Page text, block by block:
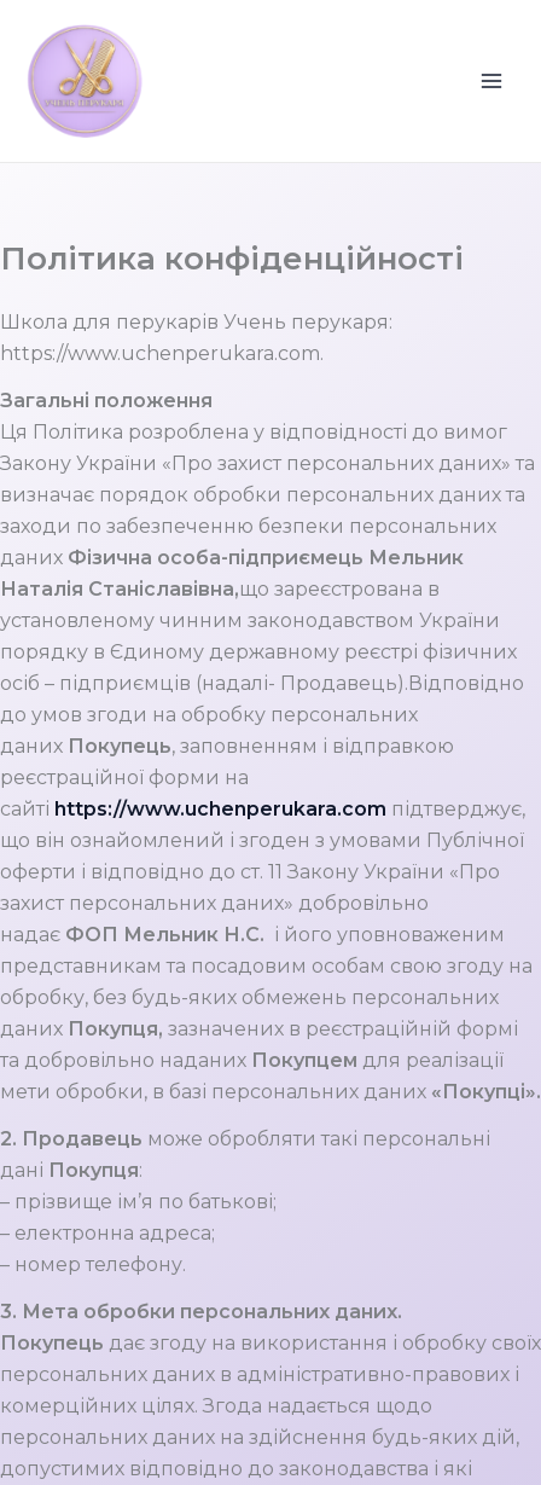
вмісту
Політика конфіденційності
Школа для перукарів Учень перукаря:
https://www.uchenperukara.com.
Загальні положення
Ця Політика розроблена у відповідності до вимог
Закону України «Про захист персональних даних» та
визначає порядок обробки персональних даних та
заходи по забезпеченню безпеки персональних
даних Фізична особа-підприємець Мельник
Наталія Станіславівна,що зареєстрована в
установленому чинним законодавством України
порядку в Єдиному державному реєстрі фізичних
осіб – підприємців (надалі- Продавець).Відповідно
до умов згоди на обробку персональних
даних Покупець, заповненням і відправкою
реєстраційної форми на
сайті https://www.uchenperukara.com підтверджує,
що він ознайомлений і згоден з умовами Публічної
оферти і відповідно до ст. 11 Закону України «Про
захист персональних даних» добровільно
надає ФОП Мельник Н.С. і його уповноваженим
представникам та посадовим особам свою згоду на
обробку, без будь-яких обмежень персональних
даних Покупця, зазначених в реєстраційній формі
та добровільно наданих Покупцем для реалізації
мети обробки, в базі персональних даних «Покупці».
2. Продавець може обробляти такі персональні
дані Покупця:
– прізвище ім’я по батькові;
– електронна адреса;
– номер телефону.
3. Мета обробки персональних даних.
Покупець дає згоду на використання і обробку своїх
персональних даних в адміністративно-правових і
комерційних цілях. Згода надається щодо
персональних даних на здійснення будь-яких дій,
допустимих відповідно до законодавства і які